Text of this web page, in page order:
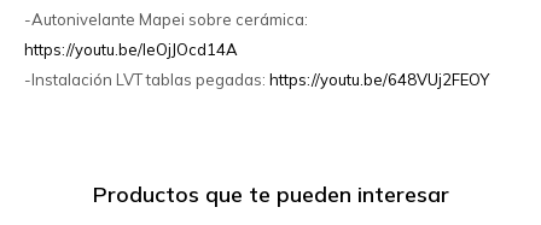
-Autonivelante Mapei sobre cerámica:
https://youtu.be/IeOjJOcd14A
-Instalación LVT tablas pegadas: https://youtu.be/648VUj2FEOY
Productos que te pueden interesar